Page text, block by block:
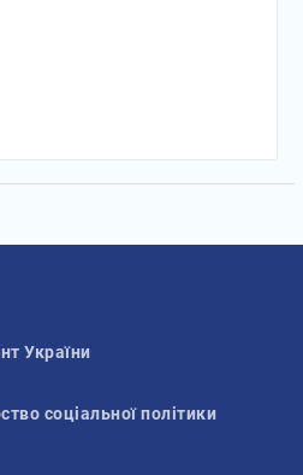
України
соціальної політики